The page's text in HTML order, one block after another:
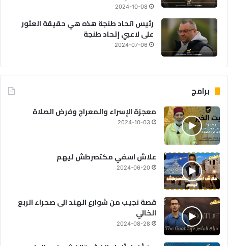
2024-10-08
رئيس اتحاد طنجة هذه هي حقيقة العثور
على لاعبي إتحاد طنجة
2024-07-06
برامج
معجزة الإسراء والمعراج وفرض الصلاة
2024-10-03
علاش اسفي مكتصرطش ليهم
2024-06-20
قصة نجيب من شوارع الهند الى صحراء الربع
الخالي
2024-08-28